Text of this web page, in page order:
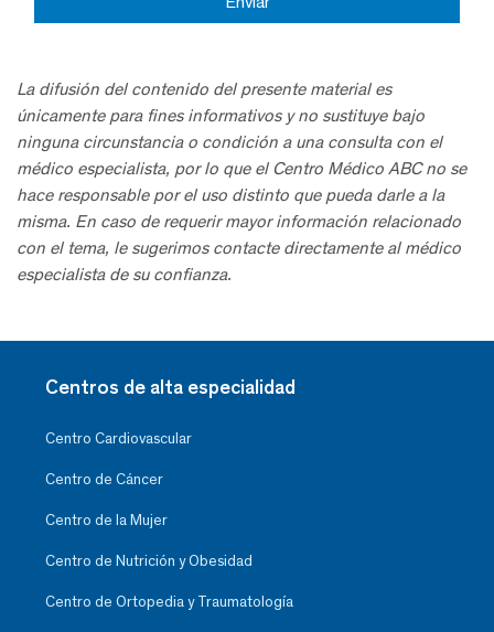
La difusión del contenido del presente material es
únicamente para fines informativos y no sustituye bajo
ninguna circunstancia o condición a una consulta con el
médico especialista, por lo que el Centro Médico ABC no se
hace responsable por el uso distinto que pueda darle a la
misma. En caso de requerir mayor información relacionado
con el tema, le sugerimos contacte directamente al médico
especialista de su confianza.
Centros de alta especialidad
Centro Cardiovascular
Centro de Cáncer
Centro de la Mujer
Centro de Nutrición y Obesidad
Centro de Ortopedia y Traumatología